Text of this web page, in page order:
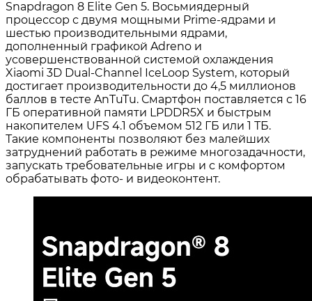
Snapdragon 8 Elite Gen 5. Восьмиядерный
процессор с двумя мощными Prime-ядрами и
шестью производительными ядрами,
дополненный графикой Adreno и
усовершенствованной системой охлаждения
Xiaomi 3D Dual-Channel IceLoop System, который
достигает производительности до 4,5 миллионов
баллов в тесте AnTuTu. Смартфон поставляется с 16
ГБ оперативной памяти LPDDR5X и быстрым
накопителем UFS 4.1 объемом 512 ГБ или 1 ТБ.
Такие компоненты позволяют без малейших
затруднений работать в режиме многозадачности,
запускать требовательные игры и с комфортом
обрабатывать фото- и видеоконтент.